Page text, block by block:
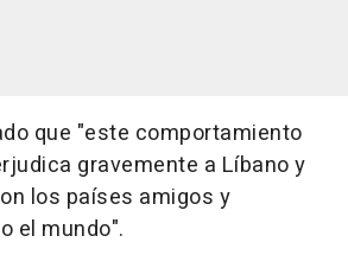
que "este comportamiento
gravemente a Líbano y
los países amigos y
el mundo".